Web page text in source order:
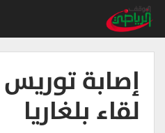
إصابة
لقاء بلغاريا